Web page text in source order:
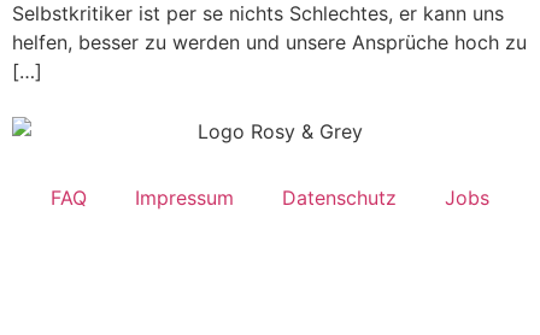
Selbstkritiker ist per se nichts Schlechtes, er kann uns
helfen, besser zu werden und unsere Ansprüche hoch zu
[…]
FAQ Impressum Datenschutz Jobs